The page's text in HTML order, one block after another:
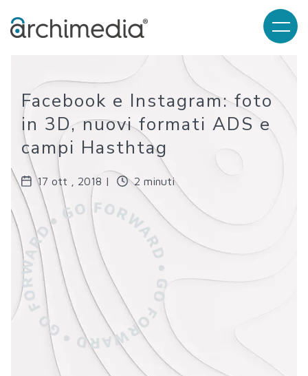
Facebook e Instagram: foto
in 3D, nuovi formati ADS e
campi Hasthtag
17 ott , 2018 | 2 minuti